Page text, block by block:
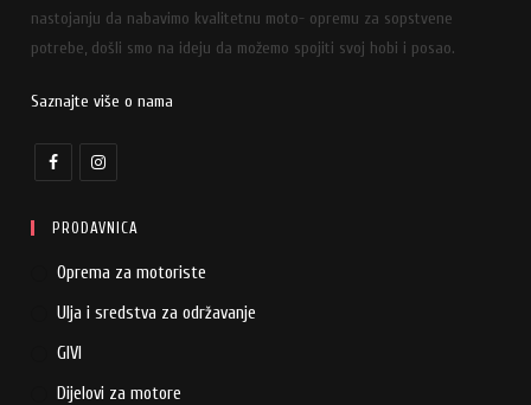
nastojanju da nabavimo kvalitetnu moto- opremu za sopstvene
potrebe, došli smo na ideju da možemo spojiti svoj hobi i posao.
Saznajte više o nama
PRODAVNICA
Oprema za motoriste
Ulja i sredstva za održavanje
GIVI
Dijelovi za motore